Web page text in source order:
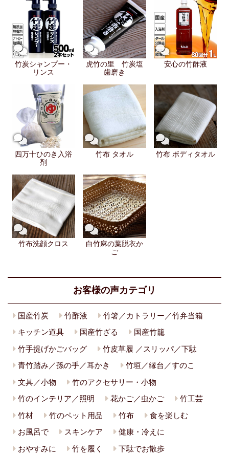
竹炭シャンプー・
リンス
虎竹の里 竹炭塩
歯磨き
安心の竹酢液
四万十ひのき入浴
剤
竹布 タオル 竹布 ボディタオル
竹布洗顔クロス
白竹麻の葉脱衣か
ご
お客様の声カテゴリ
国産竹炭 竹酢液
竹箸／カトラリー／竹弁当箱
キッチン道具
国産竹ざる
国産竹籠
竹手提げかごバッグ
竹皮草履 ／スリッパ／下駄
青竹踏み／孫の手／耳かき
竹垣／縁台／すのこ
文具／小物
竹のアクセサリー・小物
竹のインテリア／照明
花かご／虫かご
竹工芸
竹材
竹のペット用品 竹布
食を楽しむ
お風呂で
スキンケア
健康・冷えに
おやすみに
竹を履く
下駄でお散歩